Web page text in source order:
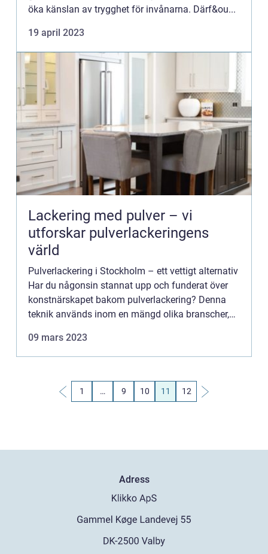
öka känslan av trygghet för invånarna. Därf&ou...
19 april 2023
Lackering med pulver – vi
utforskar pulverlackeringens
värld
Pulverlackering i Stockholm – ett vettigt alternativ
Har du någonsin stannat upp och funderat över
konstnärskapet bakom pulverlackering? Denna
teknik används inom en mängd olika branscher,
medicinsk u...
09 mars 2023
1 … 9 10 11 12
Adress